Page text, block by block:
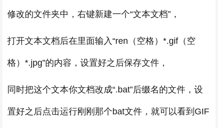
修改的文件夹中，右键新建一个“文本文档”，
打开文本文档后在里面输入“ren（空格）*.gif（空
格）*.jpg”的内容，设置好之后保存文件，
同时把这个文本你文档改成“.bat”后缀名的文件，设
置好之后点击运行刚刚那个bat文件，就可以看到GIF